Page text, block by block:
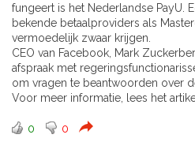
fungeert is het Nederlandse PayU.
bekende betaalproviders als
vermoedelijk zwaar krijgen.
CEO van Facebook, Mark
afspraak met
om vragen te beantwoorden over
Voor meer informatie, lees het
0 0